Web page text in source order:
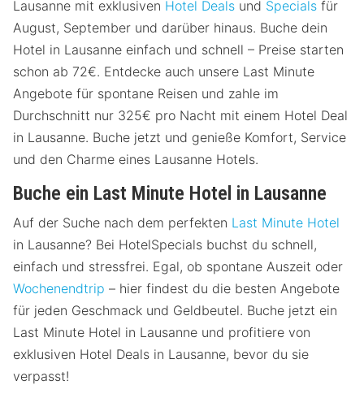
Lausanne mit exklusiven Hotel Deals und Specials für
August, September und darüber hinaus. Buche dein
Hotel in Lausanne einfach und schnell – Preise starten
schon ab 72€. Entdecke auch unsere Last Minute
Angebote für spontane Reisen und zahle im
Durchschnitt nur 325€ pro Nacht mit einem Hotel Deal
in Lausanne. Buche jetzt und genieße Komfort, Service
und den Charme eines Lausanne Hotels.
Buche ein Last Minute Hotel in Lausanne
Auf der Suche nach dem perfekten Last Minute Hotel
in Lausanne? Bei HotelSpecials buchst du schnell,
einfach und stressfrei. Egal, ob spontane Auszeit oder
Wochenendtrip – hier findest du die besten Angebote
für jeden Geschmack und Geldbeutel. Buche jetzt ein
Last Minute Hotel in Lausanne und profitiere von
exklusiven Hotel Deals in Lausanne, bevor du sie
verpasst!